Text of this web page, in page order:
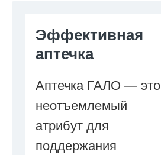
Эффективная
аптечка
Аптечка ГАЛО — это
неотъемлемый
атрибут для
поддержания